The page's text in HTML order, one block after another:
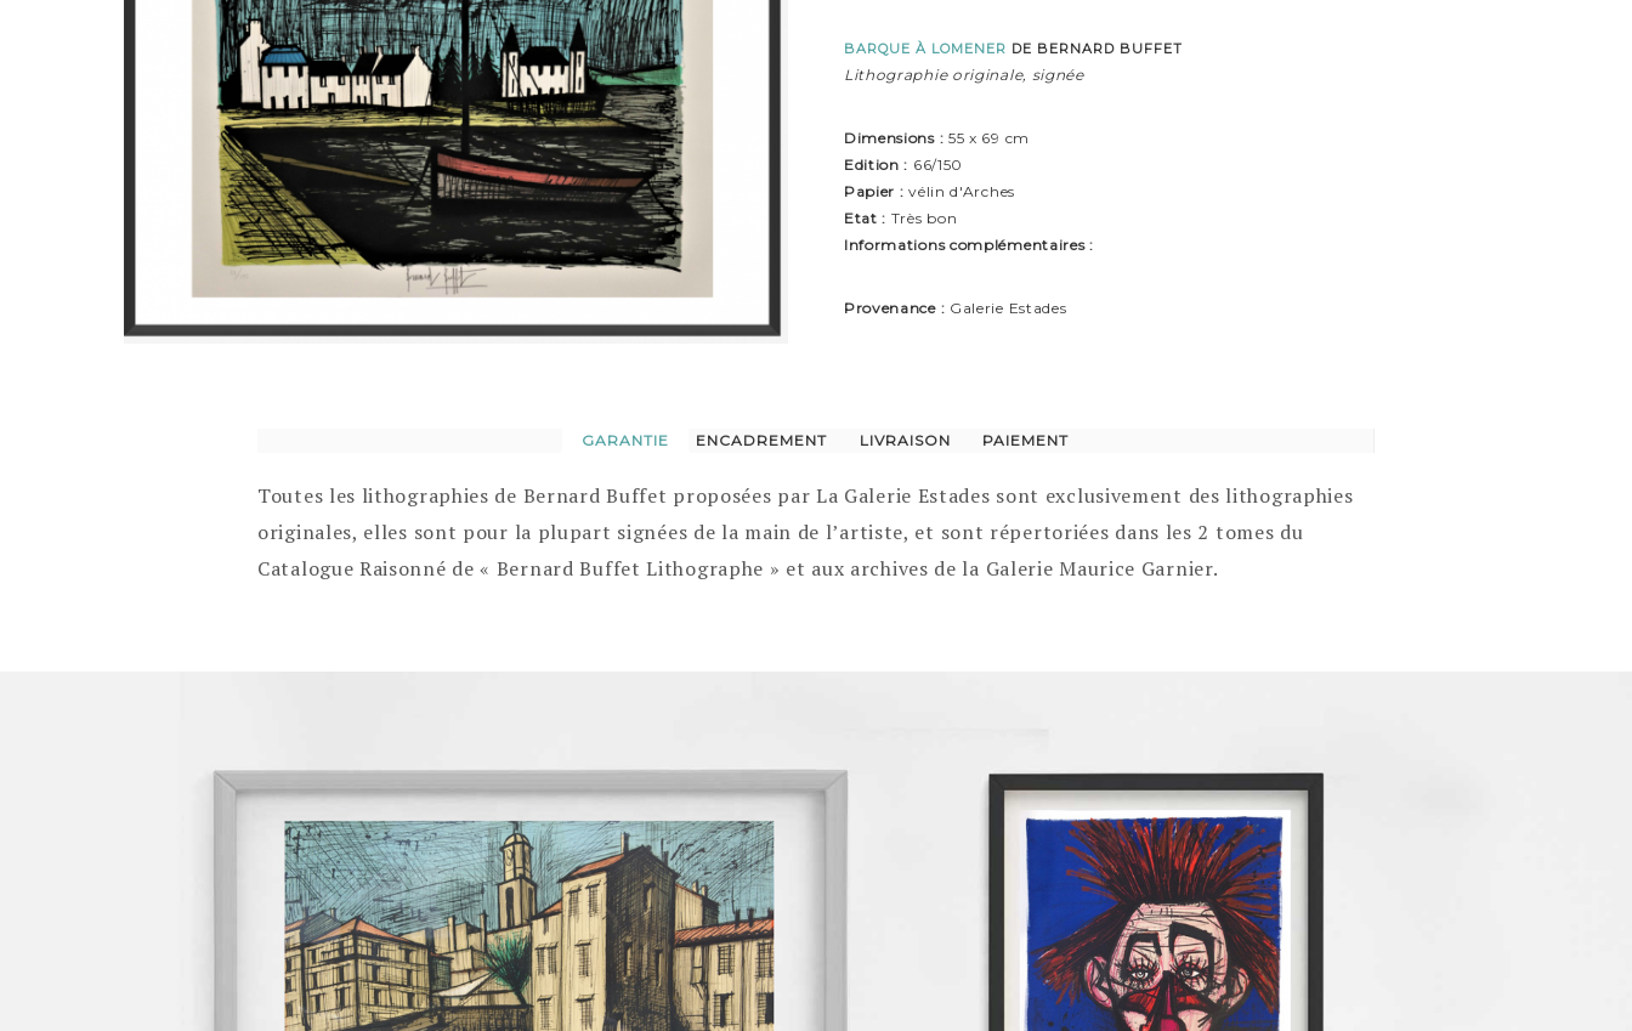
BARQUE À LOMENER DE BERNARD BUFFET
Lithographie originale, signée
Dimensions : 55 x 69 cm
Edition : 66/150
Papier : vélin d'Arches
Etat : Très bon
Informations complémentaires :
Provenance : Galerie Estades
GARANTIE ENCADREMENT LIVRAISON PAIEMENT
Toutes les lithographies de Bernard Buffet proposées par La Galerie Estades sont exclusivement des lithographies
originales, elles sont pour la plupart signées de la main de l’artiste, et sont répertoriées dans les 2 tomes du
Catalogue Raisonné de « Bernard Buffet Lithographe » et aux archives de la Galerie Maurice Garnier.